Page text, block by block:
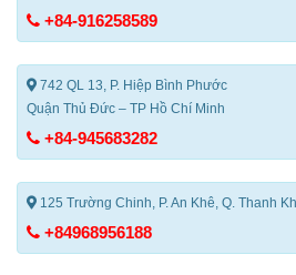
+84-916258589
742 QL 13, P. Hiệp Bình Phước
Quận Thủ Đức – TP Hồ Chí Minh
+84-945683282
125 Trường Chinh, P. An Khê, Q. Thanh
+84968956188